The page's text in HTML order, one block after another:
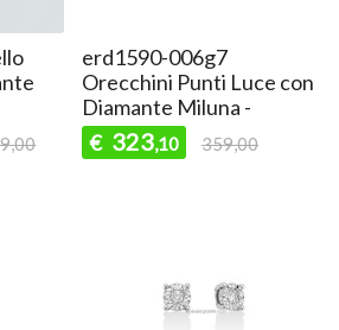
erd1590-006g7
Orecchini Punti Luce con
Diamante Miluna -
€ 323,10 359,00